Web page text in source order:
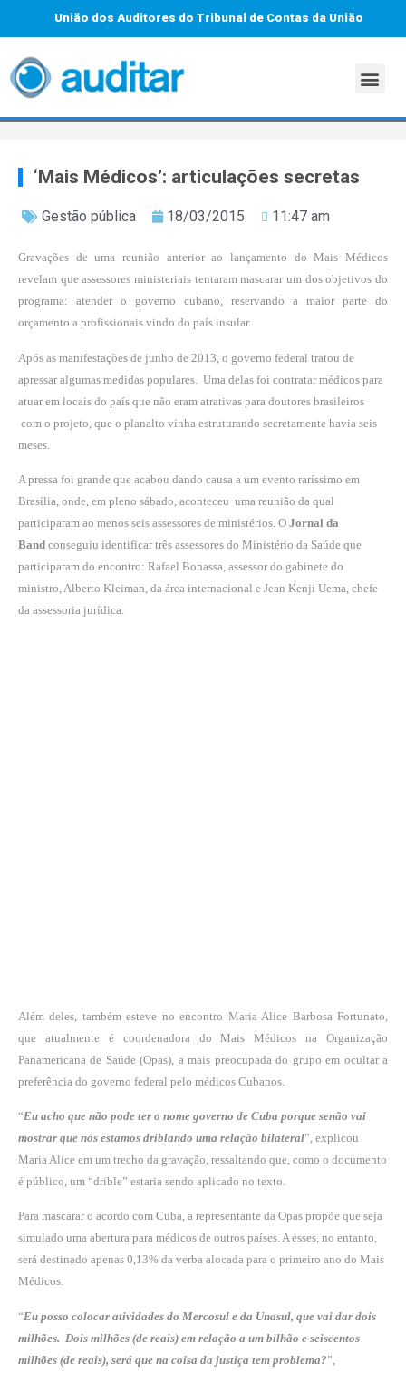
União dos Auditores do Tribunal de Contas da União
‘Mais Médicos’: articulações secretas
Gestão pública 18/03/2015 11:47 am
Gravações de uma reunião anterior ao lançamento do Mais Médicos
revelam que assessores ministeriais tentaram mascarar um dos objetivos do
programa: atender o governo cubano, reservando a maior parte do
orçamento a profissionais vindo do país insular.
Após as manifestações de junho de 2013, o governo federal tratou de
apressar algumas medidas populares. Uma delas foi contratar médicos para
atuar em locais do país que não eram atrativas para doutores brasileiros
com o projeto, que o planalto vinha estruturando secretamente havia seis
meses.
A pressa foi grande que acabou dando causa a um evento raríssimo em
Brasília, onde, em pleno sábado, aconteceu uma reunião da qual
participaram ao menos seis assessores de ministérios. O Jornal da
Band conseguiu identificar três assessores do Ministério da Saúde que
participaram do encontro: Rafael Bonassa, assessor do gabinete do
ministro, Alberto Kleiman, da área internacional e Jean Kenji Uema, chefe
da assessoria jurídica.
Além deles, também esteve no encontro Maria Alice Barbosa Fortunato,
que atualmente é coordenadora do Mais Médicos na Organização
Panamericana de Saúde (Opas), a mais preocupada do grupo em ocultar a
preferência do governo federal pelo médicos Cubanos.
“Eu acho que não pode ter o nome governo de Cuba porque senão vai
mostrar que nós estamos driblando uma relação bilateral”, explicou
Maria Alice em um trecho da gravação, ressaltando que, como o documento
é público, um “drible” estaria sendo aplicado no texto.
Para mascarar o acordo com Cuba, a representante da Opas propõe que seja
simulado uma abertura para médicos de outros países. A esses, no entanto,
será destinado apenas 0,13% da verba alocada para o primeiro ano do Mais
Médicos.
“Eu posso colocar atividades do Mercosul e da Unasul, que vai dar dois
milhões. Dois milhões (de reais) em relação a um bilhão e seiscentos
milhões (de reais), será que na coisa da justiça tem problema?”,